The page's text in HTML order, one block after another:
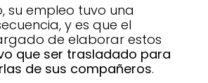
su empleo tuvo una
y es que el
de elaborar estos
que ser trasladado para
de sus compañeros.